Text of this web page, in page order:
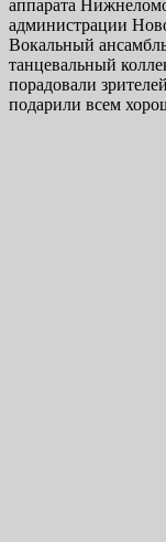
аппарата
администрации
Вокальный
танцевальный
порадовали
подарили всем